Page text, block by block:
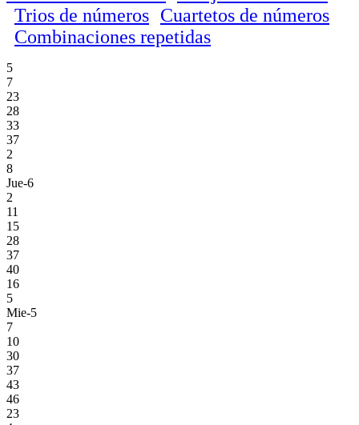
Trios de números Cuartetos de números
Combinaciones repetidas
5
7
23
28
33
37
2
8
Jue-6
2
11
15
28
37
40
16
5
Mie-5
7
10
30
37
43
46
23